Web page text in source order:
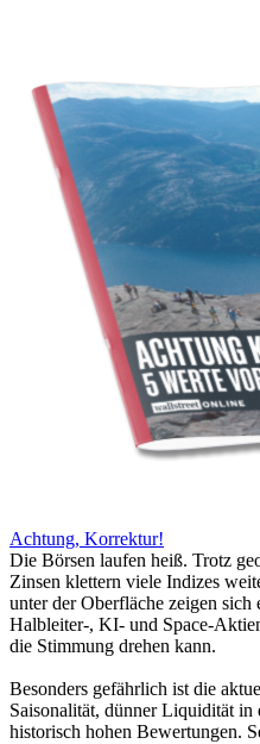
Achtung, Korrektur!
Die Börsen laufen heiß. Trotz
Zinsen klettern viele Indizes
unter der Oberfläche zeigen
Halbleiter-, KI- und Space-
die Stimmung drehen kann.
Besonders gefährlich ist die
Saisonalität, dünner Liquidität in
historisch hohen Bewertungen.